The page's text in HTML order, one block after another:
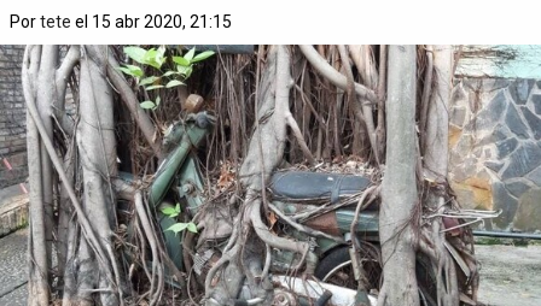
Portete el 15 abr 2020, 21:15